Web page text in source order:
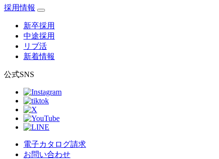
採用情報
新卒採用
中途採用
リブ活
新着情報
公式SNS
電子カタログ請求
お問い合わせ